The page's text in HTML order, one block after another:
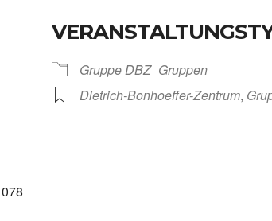
Grup­pe DBZ Grup­pen
Dietrich-Bonhoeffer-Zentrum,